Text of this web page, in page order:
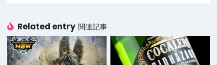
Related entry 関連記事